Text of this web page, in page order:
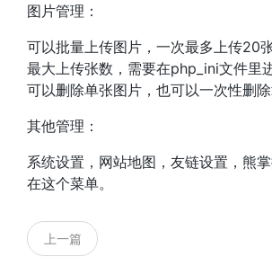
图片管理：
可以批量上传图片，一次最多上传20
最大上传张数，需要在php_ini文件里
可以删除单张图片，也可以一次性删除
其他管理：
系统设置，网站地图，友链设置，熊
在这个菜单。
上一篇